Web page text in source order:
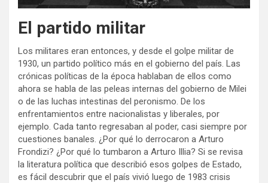
El partido militar
Los militares eran entonces, y desde el golpe militar de
1930, un partido político más en el gobierno del país. Las
crónicas políticas de la época hablaban de ellos como
ahora se habla de las peleas internas del gobierno de Milei
o de las luchas intestinas del peronismo. De los
enfrentamientos entre nacionalistas y liberales, por
ejemplo. Cada tanto regresaban al poder, casi siempre por
cuestiones banales. ¿Por qué lo derrocaron a Arturo
Frondizi? ¿Por qué lo tumbaron a Arturo Illia? Si se revisa
la literatura política que describió esos golpes de Estado,
es fácil descubrir que el país vivió luego de 1983 crisis